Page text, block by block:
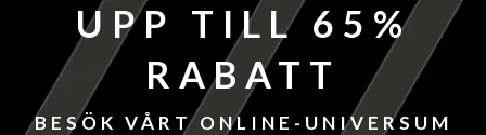
UPP TILL 65%
RABATT
BESÖK VÅRT ONLINE-UNIVERSUM